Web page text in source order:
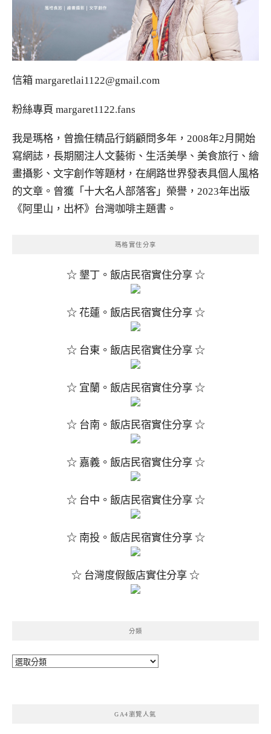
信箱 margaretlai1122@gmail.com
粉絲專頁 margaret1122.fans
我是瑪格，曾擔任精品行銷顧問多年，2008年2月開始
寫網誌，長期關注人文藝術、生活美學、美食旅行、繪
畫攝影、文字創作等題材，在網路世界發表具個人風格
的文章。曾獲「十大名人部落客」榮譽，2023年出版
《阿里山，出杯》台灣咖啡主題書。
瑪格實住分享
☆ 墾丁。飯店民宿實住分享 ☆
☆ 花蓮。飯店民宿實住分享 ☆
☆ 台東。飯店民宿實住分享 ☆
☆ 宜蘭。飯店民宿實住分享 ☆
☆ 台南。飯店民宿實住分享 ☆
☆ 嘉義。飯店民宿實住分享 ☆
☆ 台中。飯店民宿實住分享 ☆
☆ 南投。飯店民宿實住分享 ☆
☆ 台灣度假飯店實住分享 ☆
分類
分
GA4瀏覽人氣